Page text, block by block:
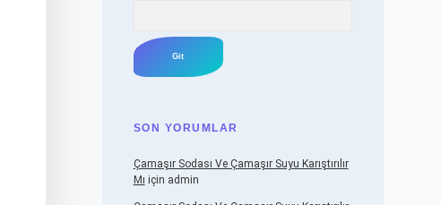
SON YORUMLAR
Çamaşır Sodası Ve Çamaşır Suyu Karıştırılır
Mı için admin